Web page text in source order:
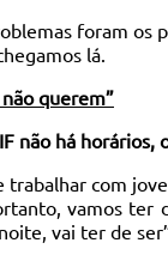
foram
lá.
querem”
não há
trabalhar com
vamos
vai ter de